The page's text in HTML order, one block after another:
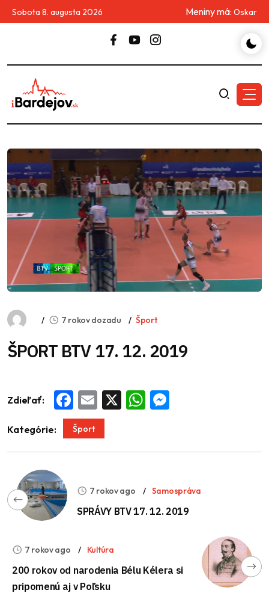
Sobota 8. augusta 2026 Meniny má: Oskar
7 rokov dozadu Šport
ŠPORT BTV 17. 12. 2019
Zdieľať: Facebook
Email WhatsApp
Kategórie: Šport
7 rokov ago Samospráva
SPRÁVY BTV 17. 12. 2019
7 rokov ago Kultúra
200 rokov od narodenia Bélu Kélera si
pripomenú aj v Poľsku